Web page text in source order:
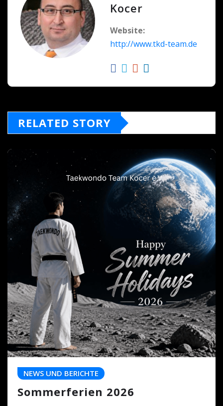
Kocer
Website:
http://www.tkd-team.de
RELATED STORY
NEWS UND BERICHTE
Sommerferien 2026